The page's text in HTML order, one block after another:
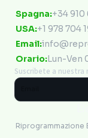
Spagna:+34
USA:+1 978 704
Email:
Orario:Lun-Ven
Suscribete a
Riprogrammazione